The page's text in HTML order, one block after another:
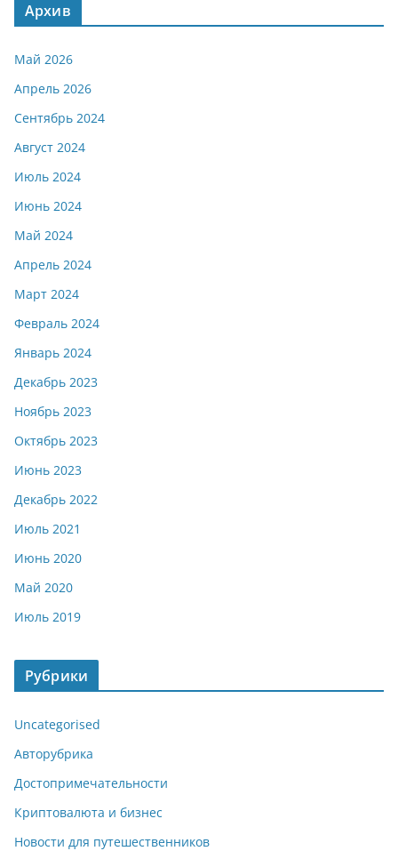
Архив
Май 2026
Апрель 2026
Сентябрь 2024
Август 2024
Июль 2024
Июнь 2024
Май 2024
Апрель 2024
Март 2024
Февраль 2024
Январь 2024
Декабрь 2023
Ноябрь 2023
Октябрь 2023
Июнь 2023
Декабрь 2022
Июль 2021
Июнь 2020
Май 2020
Июль 2019
Рубрики
Uncategorised
Авторубрика
Достопримечательности
Криптовалюта и бизнес
Новости для путешественников